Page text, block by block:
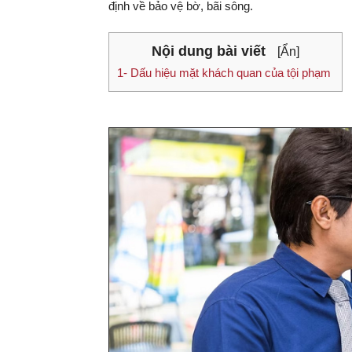
định về bảo vệ bờ, bãi sông.
Nội dung bài viết [Ẩn]
1- Dấu hiệu mặt khách quan của tội phạm